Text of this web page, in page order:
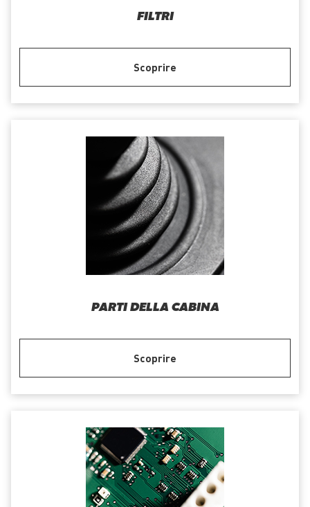
FILTRI
Scoprire
PARTI DELLA CABINA
Scoprire